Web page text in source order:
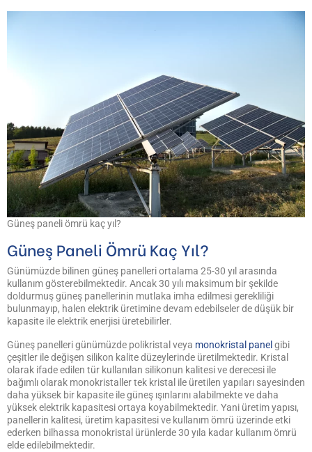
Güneş paneli ömrü kaç yıl?
Güneş Paneli Ömrü Kaç Yıl?
Günümüzde bilinen güneş panelleri ortalama 25-30 yıl arasında
kullanım gösterebilmektedir. Ancak 30 yılı maksimum bir şekilde
doldurmuş güneş panellerinin mutlaka imha edilmesi gerekliliği
bulunmayıp, halen elektrik üretimine devam edebilseler de düşük bir
kapasite ile elektrik enerjisi üretebilirler.
Güneş panelleri günümüzde polikristal veya monokristal panel gibi
çeşitler ile değişen silikon kalite düzeylerinde üretilmektedir. Kristal
olarak ifade edilen tür kullanılan silikonun kalitesi ve derecesi ile
bağımlı olarak monokristaller tek kristal ile üretilen yapıları sayesinden
daha yüksek bir kapasite ile güneş ışınlarını alabilmekte ve daha
yüksek elektrik kapasitesi ortaya koyabilmektedir. Yani üretim yapısı,
panellerin kalitesi, üretim kapasitesi ve kullanım ömrü üzerinde etki
ederken bilhassa monokristal ürünlerde 30 yıla kadar kullanım ömrü
elde edilebilmektedir.